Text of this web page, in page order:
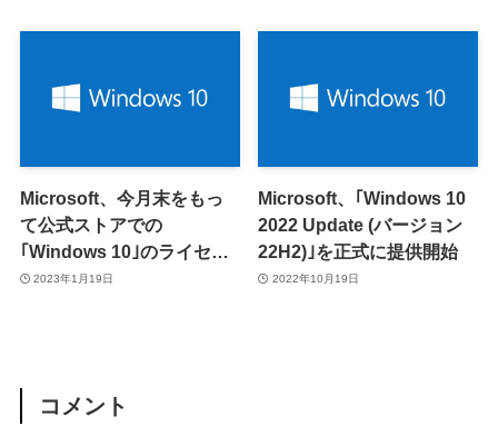
Microsoft、今月末をもっ
て公式ストアでの
｢Windows 10｣のライセン
ス販売を終了へ
2023年1月19日
Microsoft、｢Windows 10
2022 Update (バージョン
22H2)｣を正式に提供開始
2022年10月19日
コメント